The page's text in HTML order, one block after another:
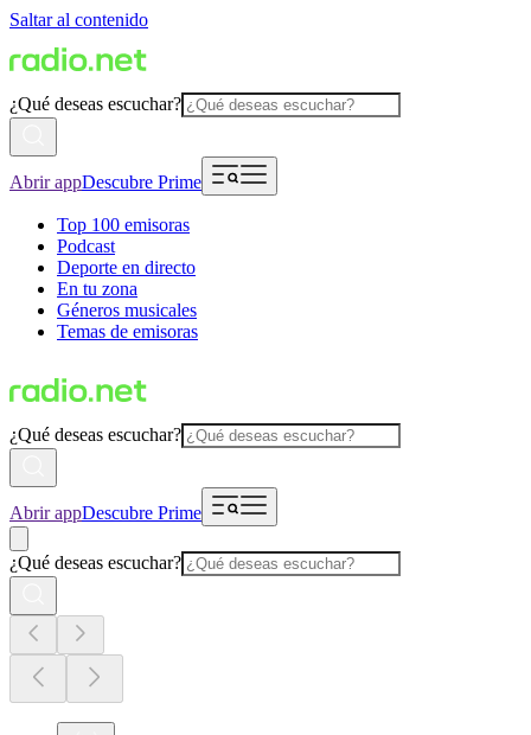
Saltar al contenido
¿Qué deseas escuchar?
Abrir appDescubre Prime
Top 100 emisoras
Podcast
Deporte en directo
En tu zona
Géneros musicales
Temas de emisoras
¿Qué deseas escuchar?
Abrir appDescubre Prime
¿Qué deseas escuchar?